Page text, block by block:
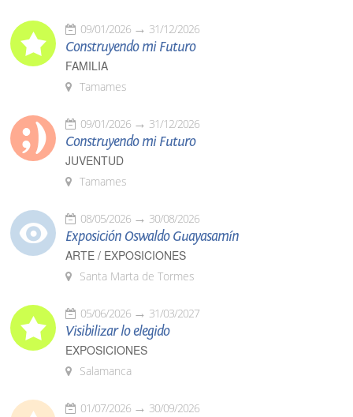
09/01/2026 31/12/2026
Construyendo mi Futuro
FAMILIA
Tamames
09/01/2026 31/12/2026
Construyendo mi Futuro
JUVENTUD
Tamames
08/05/2026 30/08/2026
Exposición Oswaldo Guayasamín
ARTE / EXPOSICIONES
Santa Marta de Tormes
05/06/2026 31/03/2027
Visibilizar lo elegido
EXPOSICIONES
Salamanca
01/07/2026 30/09/2026